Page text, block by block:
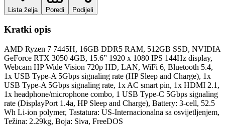
Lista želja Poredi Podijeli
Kratki opis
AMD Ryzen 7 7445H, 16GB DDR5 RAM, 512GB SSD, NVIDIA
GeForce RTX 3050 4GB, 15.6” 1920 x 1080 IPS 144Hz display,
Webcam HP Wide Vision 720p HD, LAN, WiFi 6, Bluetooth 5.4,
1x USB Type-A 5Gbps signaling rate (HP Sleep and Charge), 1x
USB Type-A 5Gbps signaling rate, 1x AC smart pin, 1x HDMI 2.1,
1x headphone/microphone combo, 1 USB Type-C 5Gbps signaling
rate (DisplayPort 1.4a, HP Sleep and Charge), Battery: 3-cell, 52.5
Wh Li-ion polymer, Tastatura: US-Internacionalna sa osvijetljenjem,
Težina: 2.29kg, Boja: Siva, FreeDOS